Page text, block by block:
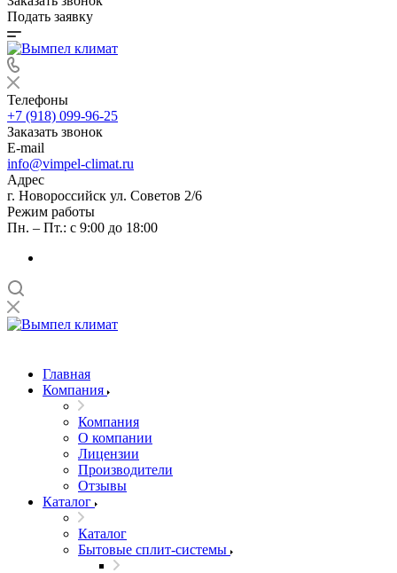
Подать заявку
Телефоны
+7 (918) 099-96-25
Заказать звонок
E-mail
info@vimpel-climat.ru
Адрес
г. Новороссийск ул. Советов 2/6
Режим работы
Пн. – Пт.: с 9:00 до 18:00
Главная
Компания
Компания
О компании
Лицензии
Производители
Отзывы
Каталог
Каталог
Бытовые сплит-системы